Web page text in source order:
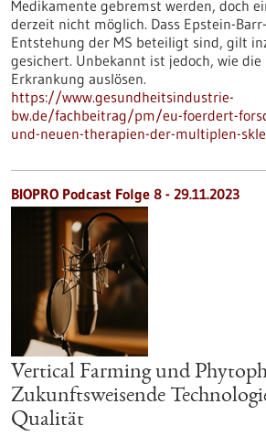
Medikamente gebremst werden, doch
derzeit nicht möglich. Dass Epstein-
Entstehung der MS beteiligt sind, gilt
gesichert. Unbekannt ist jedoch, wie die
Erkrankung auslösen.
https://www.gesundheitsindustrie-
bw.de/fachbeitrag/pm/eu-foerdert-
und-neuen-therapien-der-multiplen-
BIOPRO Podcast Folge 8 - 29.11.2023
Vertical Farming und
Zukunftsweisende
Qualität